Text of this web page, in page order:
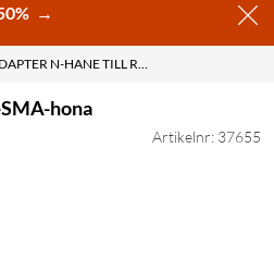
→
ADAPTER N-HANE TILL RP-SMA-HONA
hona
Artikelnr: 37655